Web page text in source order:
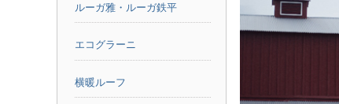
ルーガ雅・ルーガ鉄平
エコグラーニ
横暖ルーフ